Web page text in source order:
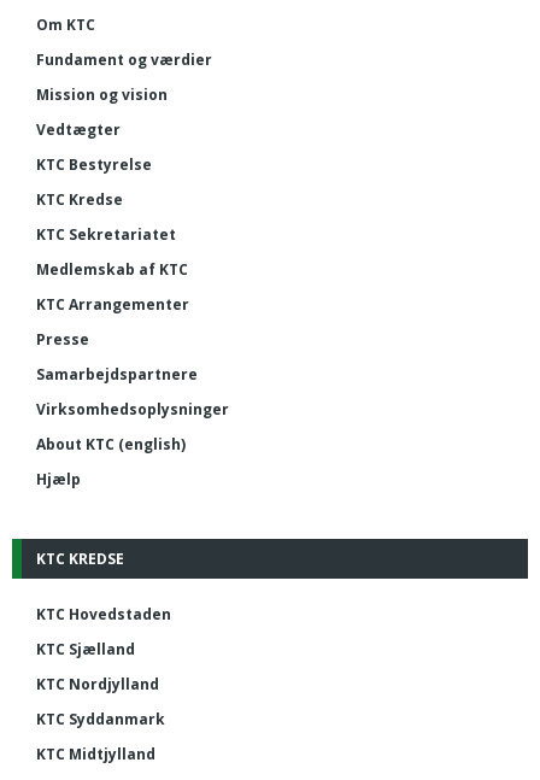
Om KTC
Fundament og værdier
Mission og vision
Vedtægter
KTC Bestyrelse
KTC Kredse
KTC Sekretariatet
Medlemskab af KTC
KTC Arrangementer
Presse
Samarbejdspartnere
Virksomhedsoplysninger
About KTC (english)
Hjælp
KTC KREDSE
KTC Hovedstaden
KTC Sjælland
KTC Nordjylland
KTC Syddanmark
KTC Midtjylland